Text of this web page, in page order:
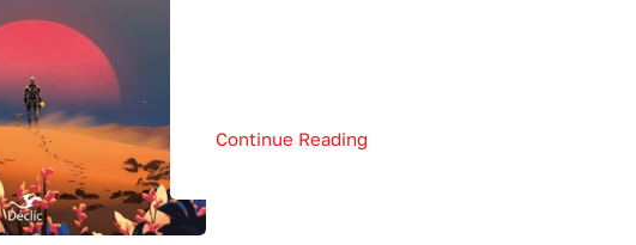
Continue Reading